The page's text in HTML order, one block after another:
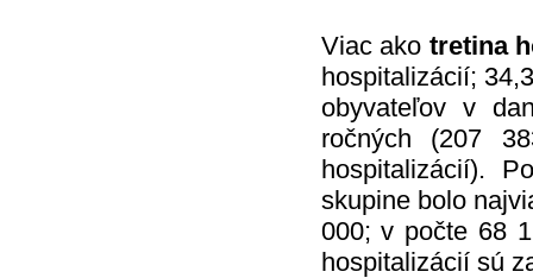
Viac ako tretina
hospitalizácií;
obyvateľov v
ročných (207
hospitalizácií).
skupine bolo
000; v počte 68
hospitalizácií sú